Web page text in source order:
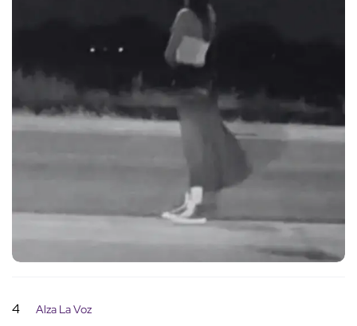
4 Alza La Voz